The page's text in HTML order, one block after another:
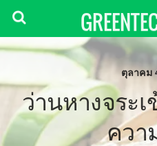
ตุลาคม
ว่านหางจระ
ควา